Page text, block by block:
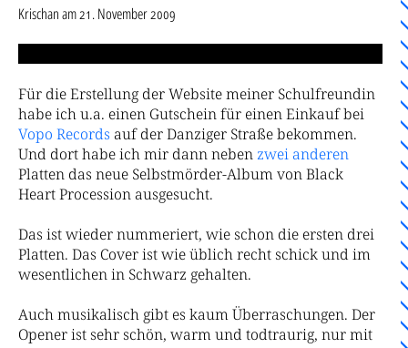
Krischanam21. November 2009
Für die Erstellung der Website meiner Schulfreundin
habe ich u.a. einen Gutschein für einen Einkauf bei
Vopo Records auf der Danziger Straße bekommen.
Und dort habe ich mir dann neben zweianderen
Platten das neue Selbstmörder-Album von Black
Heart Procession ausgesucht.
Das ist wieder nummeriert, wie schon die ersten drei
Platten. Das Cover ist wie üblich recht schick und im
wesentlichen in Schwarz gehalten.
Auch musikalisch gibt es kaum Überraschungen. Der
Opener ist sehr schön, warm und todtraurig, nur mit